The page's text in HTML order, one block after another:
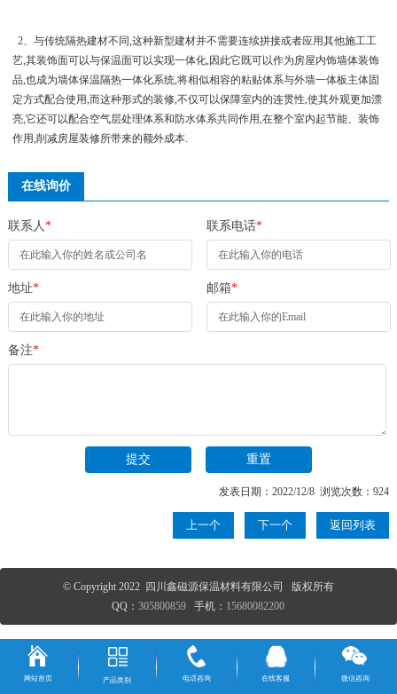
2、与传统隔热建材不同,这种新型建材并不需要连续拼接或者应用其他施工工
艺,其装饰面可以与保温面可以实现一体化,因此它既可以作为房屋内饰墙体装饰
品,也成为墙体保温隔热一体化系统,将相似相容的粘贴体系与外墙一体板主体固
定方式配合使用,而这种形式的装修,不仅可以保障室内的连贯性,使其外观更加漂
亮,它还可以配合空气层处理体系和防水体系共同作用,在整个室内起节能、装饰
作用,削减房屋装修所带来的额外成本.
在线询价
联系人 * 联系电话*
地址* 邮箱*
备注*
发表日期：2022/12/8 浏览次数：924
上一个 下一个 返回列表
© Copyright 2022 四川鑫磁源保温材料有限公司 版权所有
QQ：305800859 手机： 15680082200
网站首页 产品类别 电话咨询 在线客服 微信咨询